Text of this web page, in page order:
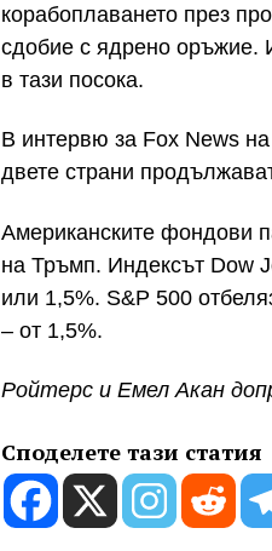
корабоплаването през
сдобие с ядрено оръжие.
в тази посока.
В интервю за Fox News
двете страни
Американските фондови
на Тръмп. Индексът Dow
или 1,5%. S&P 500
– от 1,5%.
Ройтерс и Емел Акан
Споделете тази статия